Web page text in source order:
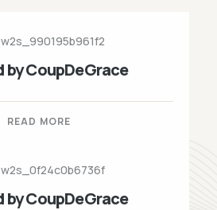
w2s_990195b961f2
by CoupDeGrace
READ MORE
w2s_0f24c0b6736f
by CoupDeGrace